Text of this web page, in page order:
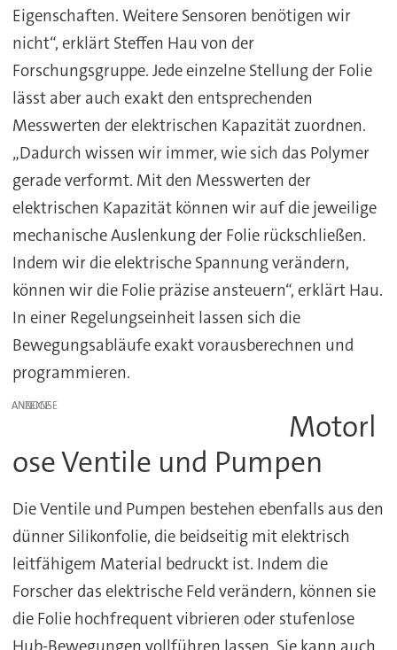
Eigenschaften. Weitere Sensoren benötigen wir
nicht“, erklärt Steffen Hau von der
Forschungsgruppe. Jede einzelne Stellung der Folie
lässt aber auch exakt den entsprechenden
Messwerten der elektrischen Kapazität zuordnen.
„Dadurch wissen wir immer, wie sich das Polymer
gerade verformt. Mit den Messwerten der
elektrischen Kapazität können wir auf die jeweilige
mechanische Auslenkung der Folie rückschließen.
Indem wir die elektrische Spannung verändern,
können wir die Folie präzise ansteuern“, erklärt Hau.
In einer Regelungseinheit lassen sich die
Bewegungsabläufe exakt vorausberechnen und
programmieren.
ANZEIGE
Motorl
ose Ventile und Pumpen
Die Ventile und Pumpen bestehen ebenfalls aus den
dünner Silikonfolie, die beidseitig mit elektrisch
leitfähigem Material bedruckt ist. Indem die
Forscher das elektrische Feld verändern, können sie
die Folie hochfrequent vibrieren oder stufenlose